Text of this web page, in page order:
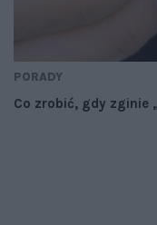
PORADY
Co zrobić, gdy zginie